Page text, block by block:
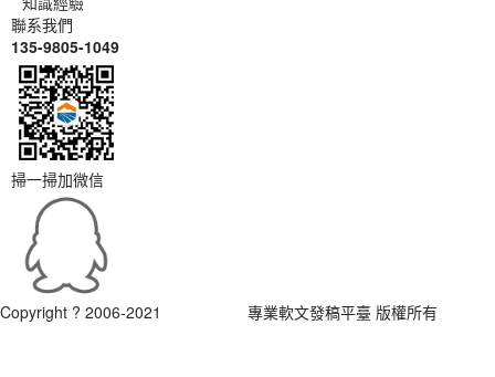
聯系我們
135-9805-1049
掃一掃加微信
Copyright ? 2006-2021 專業軟文發稿平臺 版權所有